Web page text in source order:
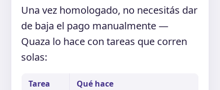
Una vez homologado, no necesitás dar
de baja el pago manualmente —
Quaza lo hace con tareas que corren
solas:
Tarea Qué hace